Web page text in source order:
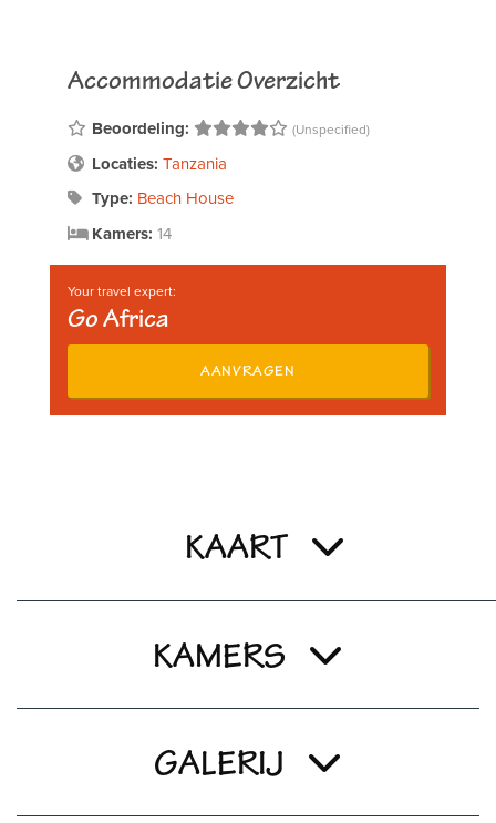
Accommodatie Overzicht
Beoordeling: (Unspecified)
Locaties: Tanzania
Type: Beach House
Kamers: 14
Your travel expert:
Go Africa
AANVRAGEN
KAART
KAMERS
GALERIJ